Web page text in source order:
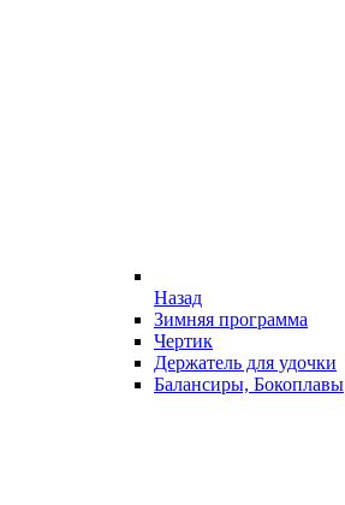
Назад
Зимняя программа
Чертик
Держатель для удочки
Балансиры, Бокоплавы